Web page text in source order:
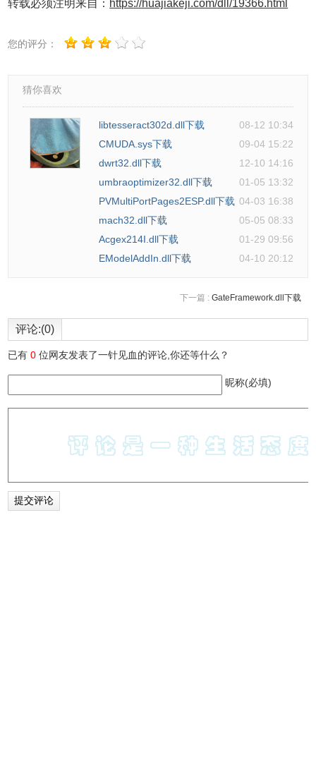
转载必须注明来自： https://huajiakeji.com/dll/19366.html
您的评分：
猜你喜欢
libtesseract302d.dll下载
08-12 10:34
CMUDA.sys下载
09-04 15:22
dwrt32.dll下载
12-10 14:16
umbraoptimizer32.dll下载
01-05 13:32
PVMultiPortPages2ESP.dll下载 04-03 16:38
mach32.dll下载
05-05 08:33
Acgex214I.dll下载
01-29 09:56
EModelAddIn.dll下载
04-10 20:12
下一篇 : GateFramework.dll下载
评论:(0)
已有0 位网友发表了一针见血的评论,你还等什么？
昵称(必填)